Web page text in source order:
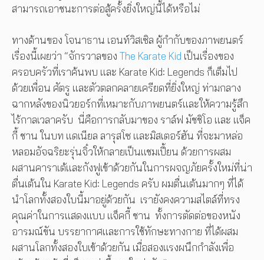
สามารถเอาชนะการต่อสู้ครั้งยิ่งใหญ่นี้ได้หรือไม่
ทางด้านของ โจนาธาน เอนท์วิสเซิล ผู้กำกับของภาพยนตร์
เรื่องนี้เผยว่า “จักรวาลของ The Karate Kid เป็นเรื่องของ
ครอบครัวที่เราค้นพบ และ Karate Kid: Legends ก็เต็มไป
ด้วยเพื่อน ศัตรู และตัวตลกคลายเครียดที่ยิ่งใหญ่ ท่ามกลาง
ฉากหลังของนิวยอร์กที่เหมาะกับภาพยนตร์และให้ความรู้สึก
ไร้กาลเวลาครับ นี่คือการกลับมาของ ราล์ฟ มัชชิโอ และ แจ็ค
กี้ ชาน ในบท แดเนียล ลารุสโซ และมิสเตอร์ฮัน ที่จะมาหล่อ
หลอมอัจฉริยะรุ่นจิ๋วให้กลายเป็นแชมเปี้ยน ด้วยการผสม
ผสานคาราเต้และกังฟูเข้าด้วยกันในการผจญภัยครั้งใหม่ที่น่า
ตื่นเต้นใน Karate Kid: Legends ครับ ผมตื่นเต้นมากๆ ที่ได้
นำโลกทั้งสองใบนี้มาอยู่ด้วยกัน เรายังคงความสไตล์ที่ทรง
คุณค่าในการแสดงแบบ แจ็คกี้ ชาน ทั้งการตัดต่อของหนัง
อารมณ์ขัน บรรยากาศและการใช้ทักษะทางกาย ที่ได้ผสม
ผสานโลกทั้งสองใบเข้าด้วยกัน เมื่อสองแรงผนึกกำลังเพื่อ